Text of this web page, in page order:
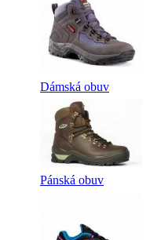
Dámská obuv
Pánská obuv